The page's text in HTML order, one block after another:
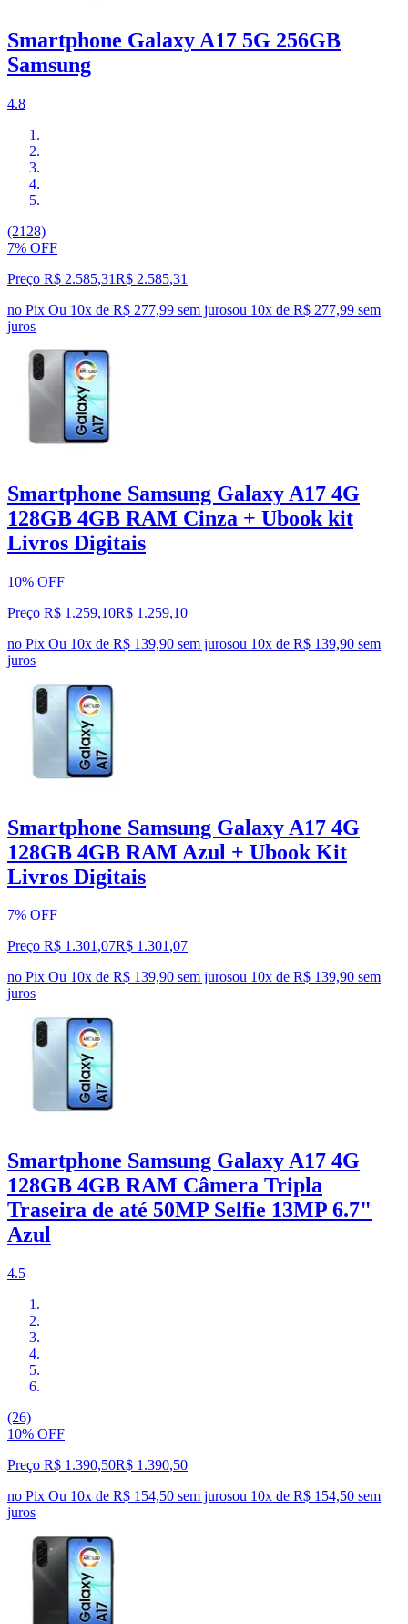
Smartphone Galaxy A17 5G 256GB
Samsung
4.8
(2128)
7% OFF
Preço R$ 2.585,31R$ 2.585,31
no Pix Ou 10x de R$ 277,99 sem jurosou 10x de R$ 277,99 sem
juros
Smartphone Samsung Galaxy A17 4G
128GB 4GB RAM Cinza + Ubook kit
Livros Digitais
10% OFF
Preço R$ 1.259,10R$ 1.259,10
no Pix Ou 10x de R$ 139,90 sem jurosou 10x de R$ 139,90 sem
juros
Smartphone Samsung Galaxy A17 4G
128GB 4GB RAM Azul + Ubook Kit
Livros Digitais
7% OFF
Preço R$ 1.301,07R$ 1.301,07
no Pix Ou 10x de R$ 139,90 sem jurosou 10x de R$ 139,90 sem
juros
Smartphone Samsung Galaxy A17 4G
128GB 4GB RAM Câmera Tripla
Traseira de até 50MP Selfie 13MP 6.7"
Azul
4.5
(26)
10% OFF
Preço R$ 1.390,50R$ 1.390,50
no Pix Ou 10x de R$ 154,50 sem jurosou 10x de R$ 154,50 sem
juros